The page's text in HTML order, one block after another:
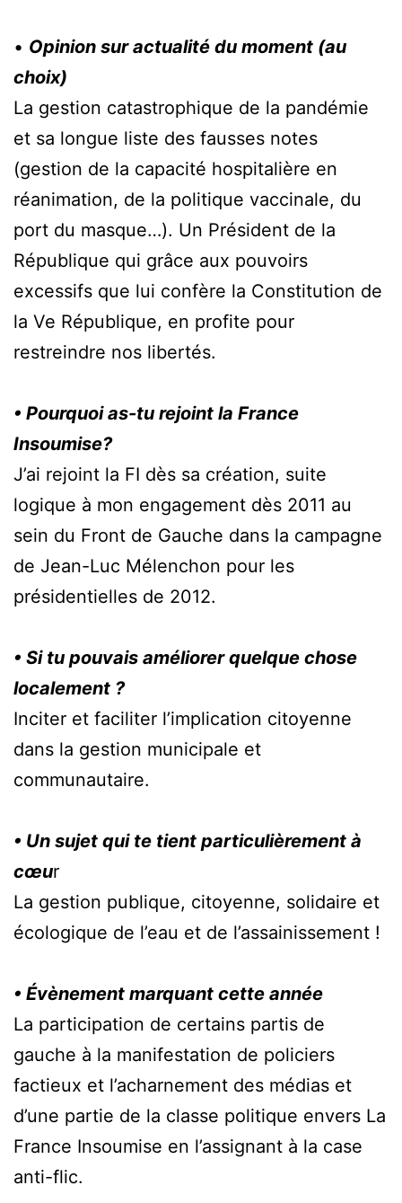
• Opinion sur actualité du moment (au
choix)
La gestion catastrophique de la pandémie
et sa longue liste des fausses notes
(gestion de la capacité hospitalière en
réanimation, de la politique vaccinale, du
port du masque…). Un Président de la
République qui grâce aux pouvoirs
excessifs que lui confère la Constitution de
la Ve République, en profite pour
restreindre nos libertés.
• Pourquoi as-tu rejoint la France
Insoumise?
J’ai rejoint la FI dès sa création, suite
logique à mon engagement dès 2011 au
sein du Front de Gauche dans la campagne
de Jean-Luc Mélenchon pour les
présidentielles de 2012.
• Si tu pouvais améliorer quelque chose
localement ?
Inciter et faciliter l’implication citoyenne
dans la gestion municipale et
communautaire.
• Un sujet qui te tient particulièrement à
cœur
La gestion publique, citoyenne, solidaire et
écologique de l’eau et de l’assainissement !
• Évènement marquant cette année
La participation de certains partis de
gauche à la manifestation de policiers
factieux et l’acharnement des médias et
d’une partie de la classe politique envers La
France Insoumise en l’assignant à la case
anti-flic.